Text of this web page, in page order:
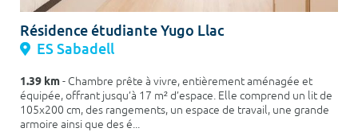
Résidence étudiante Yugo Llac
ES Sabadell
1.39 km- Chambre prête à vivre, entièrement aménagée et
équipée, offrant jusqu’à 17 m² d’espace. Elle comprend un lit de
105x200 cm, des rangements, un espace de travail, une grande
armoire ainsi que des é...